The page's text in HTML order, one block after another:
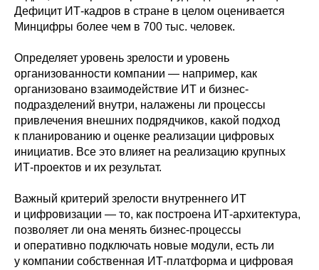
Дефицит ИТ-кадров в стране в целом оценивается
Минцифры более чем в 700 тыс. человек.
Определяет уровень зрелости и уровень
организованности компании — например, как
организовано взаимодействие ИТ и бизнес-
подразделений внутри, налажены ли процессы
привлечения внешних подрядчиков, какой подход
к планированию и оценке реализации цифровых
инициатив. Все это влияет на реализацию крупных
ИТ-проектов и их результат.
Важный критерий зрелости внутреннего ИТ
и цифровизации — то, как построена ИТ-архитектура,
позволяет ли она менять бизнес-процессы
и оперативно подключать новые модули, есть ли
у компании собственная ИТ-платформа и цифровая